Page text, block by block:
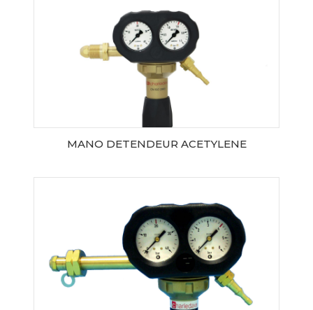
MANO DETENDEUR ACETYLENE